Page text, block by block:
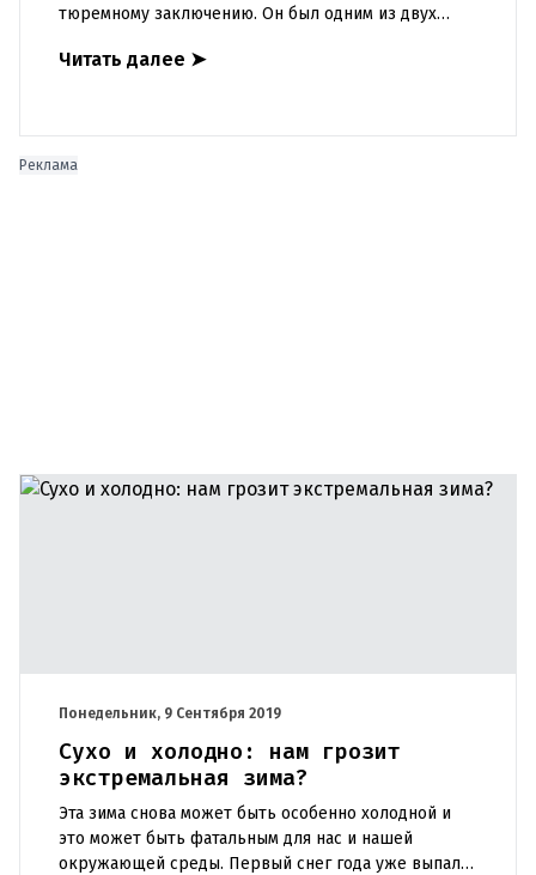
тюремному заключению. Он был одним из двух
столицы 82 700 евро, п
Читать далее ➤
Реклама
Понедельник, 9 Сентября 2019
Сухо и холодно: нам грозит
экстремальная зима?
Эта зима снова может быть особенно холодной и
это может быть фатальным для нас и нашей
окружающей среды. Первый снег года уже выпал